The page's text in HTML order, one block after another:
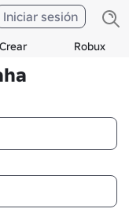
Crear Robux
Iniciar sesión